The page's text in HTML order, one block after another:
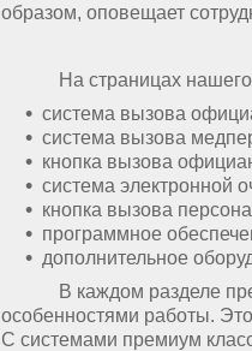
образом, оповещает
На страницах нашего
система вызова
система вызова
кнопка вызова
система электронной
кнопка вызова
программное
дополнительное
В каждом разделе
особенностями работы.
С системами премиум